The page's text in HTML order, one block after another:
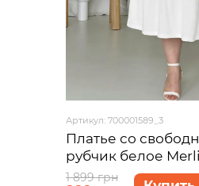
Артикул: 700001589_3
Платье со
рубчик белое
700001589 размер
1 899 грн